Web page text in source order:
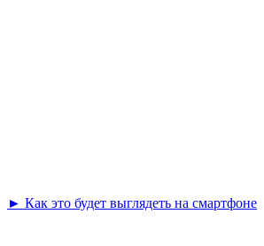
► Как это будет выглядеть на смартфоне